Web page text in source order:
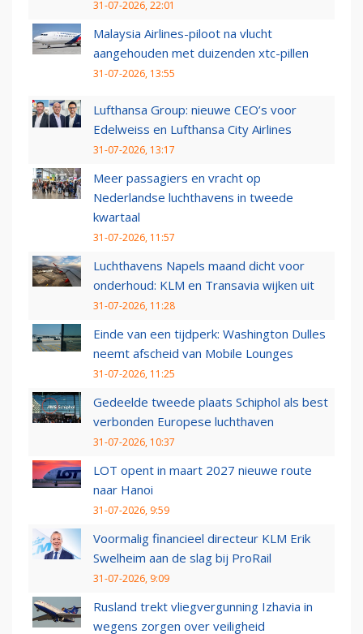
31-07-2026, 22:01
Malaysia Airlines-piloot na vlucht
aangehouden met duizenden xtc-pillen
31-07-2026, 13:55
Lufthansa Group: nieuwe CEO’s voor
Edelweiss en Lufthansa City Airlines
31-07-2026, 13:17
Meer passagiers en vracht op
Nederlandse luchthavens in tweede
kwartaal
31-07-2026, 11:57
Luchthavens Napels maand dicht voor
onderhoud: KLM en Transavia wijken uit
31-07-2026, 11:28
Einde van een tijdperk: Washington Dulles
neemt afscheid van Mobile Lounges
31-07-2026, 11:25
Gedeelde tweede plaats Schiphol als best
verbonden Europese luchthaven
31-07-2026, 10:37
LOT opent in maart 2027 nieuwe route
naar Hanoi
31-07-2026, 9:59
Voormalig financieel directeur KLM Erik
Swelheim aan de slag bij ProRail
31-07-2026, 9:09
Rusland trekt vliegvergunning Izhavia in
wegens zorgen over veiligheid